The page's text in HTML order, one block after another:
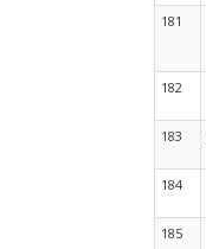
181
182
183
184
185